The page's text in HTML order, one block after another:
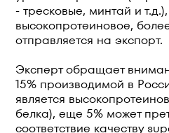
- тресковые, минтай и
высокопротеиновое,
отправляется на экспорт.
Эксперт обращает
15% производимой в
является
белка), еще 5% может
соответствие качеству